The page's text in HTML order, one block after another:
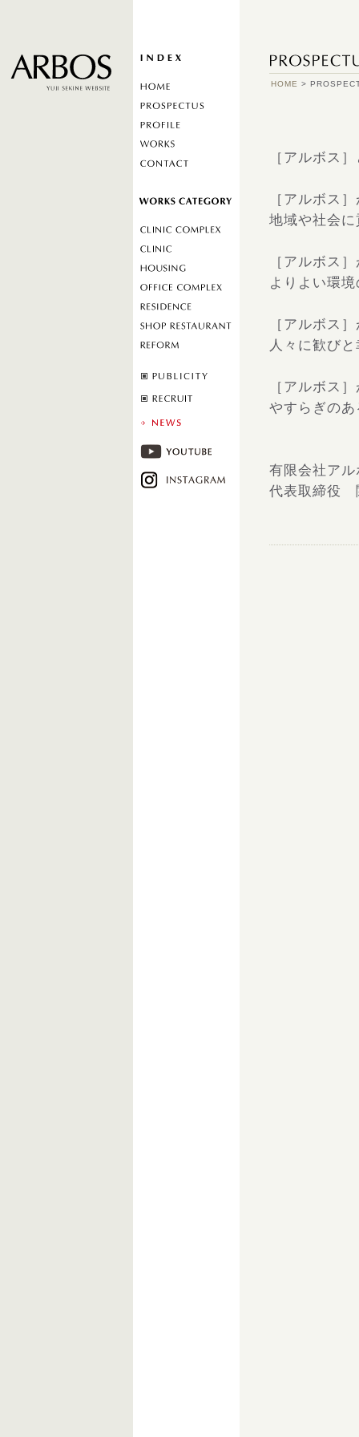
HOME >
［アルボス
［アルボス
地域や社会
［アルボス
よりよい環
［アルボス
人々に歓び
［アルボス
やすらぎの
有限会社ア
代表取締役